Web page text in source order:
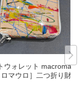
ウォレット macromaur
マウロ］二つ折り財布